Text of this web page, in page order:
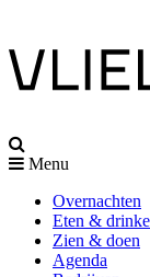
Menu
Overnachten
Eten &
Zien & doen
Agenda